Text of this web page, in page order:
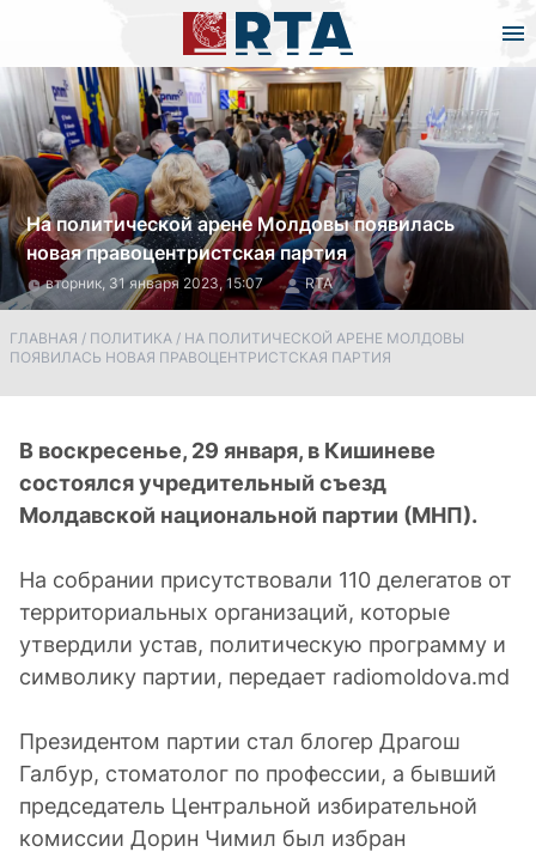
На политической арене Молдовы появилась
новая правоцентристская партия
вторник, 31 января 2023, 15:07 RTA
ГЛАВНАЯ / ПОЛИТИКА / НА ПОЛИТИЧЕСКОЙ АРЕНЕ МОЛДОВЫ
ПОЯВИЛАСЬ НОВАЯ ПРАВОЦЕНТРИСТСКАЯ ПАРТИЯ
В воскресенье, 29 января, в Кишиневе
состоялся учредительный съезд
Молдавской национальной партии (МНП).
На собрании присутствовали 110 делегатов от
территориальных организаций, которые
утвердили устав, политическую программу и
символику партии, передает radiomoldova.md
Президентом партии стал блогер Драгош
Галбур, стоматолог по профессии, а бывший
председатель Центральной избирательной
комиссии Дорин Чимил был избран